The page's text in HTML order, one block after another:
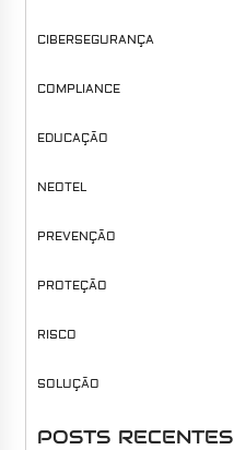
CIBERSEGURANÇA
COMPLIANCE
EDUCAÇÃO
NEOTEL
PREVENÇÃO
PROTEÇÃO
RISCO
SOLUÇÃO
POSTS RECENTES